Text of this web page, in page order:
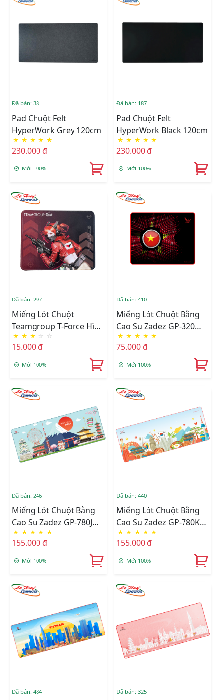
Đã bán: 38
Pad Chuột Felt
HyperWork Grey 120cm
★ ★ ★ ★ ★
230.000 đ
Mới 100%
Đã bán: 187
Pad Chuột Felt
HyperWork Black 120cm
★ ★ ★ ★ ★
230.000 đ
Mới 100%
Đã bán: 297
Miếng Lót Chuột
Teamgroup T-Force Hình
Game _MOUSE PAD
TEAMGROUP (26X21X0.3
CM)
★ ★ ★ ☆ ☆
15.000 đ
Mới 100%
Đã bán: 410
Miếng Lót Chuột Bằng
Cao Su Zadez GP-320
(Đen)
★ ★ ★ ★ ★
75.000 đ
Mới 100%
Đã bán: 246
Miếng Lót Chuột Bằng
Cao Su Zadez GP-780J
(Xanh)
★ ★ ★ ★ ★
155.000 đ
Mới 100%
Đã bán: 440
Miếng Lót Chuột Bằng
Cao Su Zadez GP-780K
(Xanh)
★ ★ ★ ★ ★
155.000 đ
Mới 100%
Đã bán: 484 Đã bán: 325